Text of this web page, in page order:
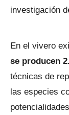
investigación
En el vivero
se producen
técnicas de
las especies